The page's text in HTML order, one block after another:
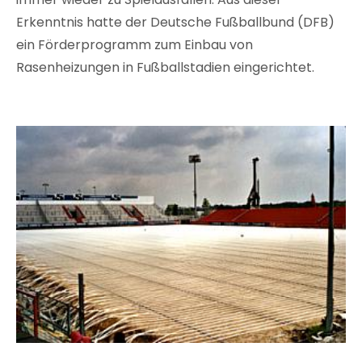
Erkenntnis hatte der Deutsche Fußballbund (DFB)
ein Förderprogramm zum Einbau von
Rasenheizungen in Fußballstadien eingerichtet.